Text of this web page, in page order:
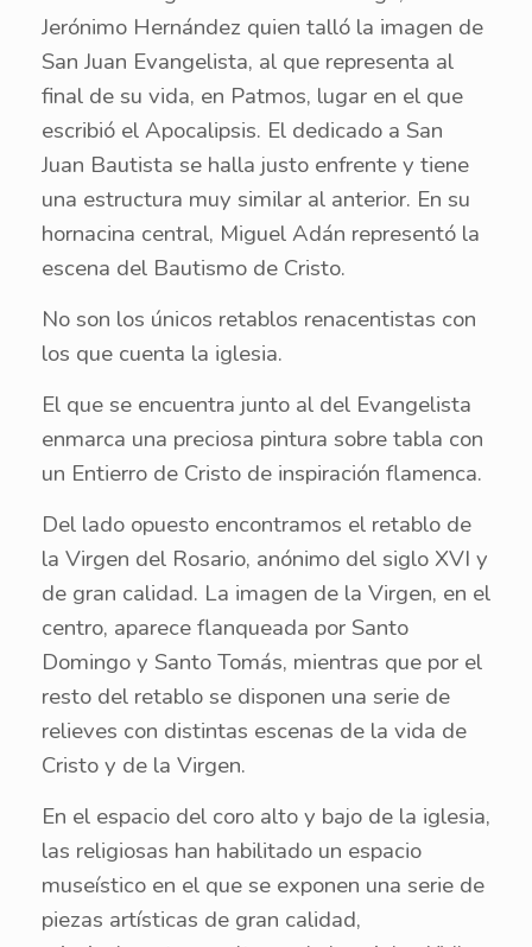
Jerónimo Hernández quien talló la imagen de
San Juan Evangelista, al que representa al
final de su vida, en Patmos, lugar en el que
escribió el Apocalipsis. El dedicado a San
Juan Bautista se halla justo enfrente y tiene
una estructura muy similar al anterior. En su
hornacina central, Miguel Adán representó la
escena del Bautismo de Cristo.
No son los únicos retablos renacentistas con
los que cuenta la iglesia.
El que se encuentra junto al del Evangelista
enmarca una preciosa pintura sobre tabla con
un Entierro de Cristo de inspiración flamenca.
Del lado opuesto encontramos el retablo de
la Virgen del Rosario, anónimo del siglo XVI y
de gran calidad. La imagen de la Virgen, en el
centro, aparece flanqueada por Santo
Domingo y Santo Tomás, mientras que por el
resto del retablo se disponen una serie de
relieves con distintas escenas de la vida de
Cristo y de la Virgen.
En el espacio del coro alto y bajo de la iglesia,
las religiosas han habilitado un espacio
museístico en el que se exponen una serie de
piezas artísticas de gran calidad,